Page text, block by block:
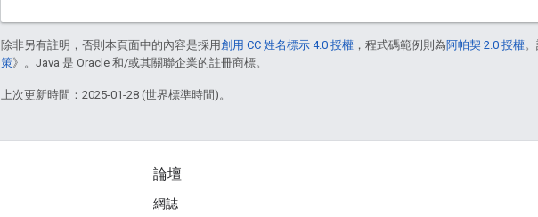
除非另有註明，否則本頁面中的內容是採用創用 CC 姓名標示 4.0 授權 ，程式碼範例則為阿帕契 2.0 授權
策》。Java 是 Oracle 和/或其關聯企業的註冊商標。
上次更新時間：2025-01-28 (世界標準時間)。
論壇
網誌